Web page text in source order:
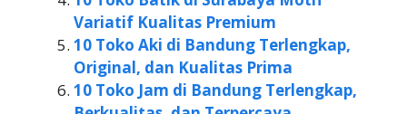
Variatif Kualitas Premium
10 Toko Aki di Bandung Terlengkap,
Original, dan Kualitas Prima
10 Toko Jam di Bandung Terlengkap,